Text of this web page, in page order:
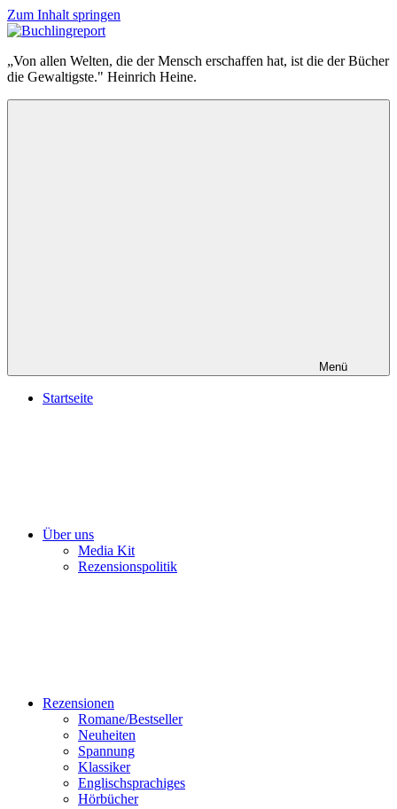
Zum Inhalt springen
Buchlingreport
„Von allen Welten, die der Mensch erschaffen hat, ist die der Bücher
die Gewaltigste." Heinrich Heine.
Menü
Startseite
Über uns
Media Kit
Rezensionspolitik
Rezensionen
Romane/Bestseller
Neuheiten
Spannung
Klassiker
Englischsprachiges
Hörbücher